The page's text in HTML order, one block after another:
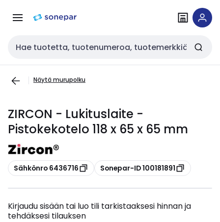
navigointiinsisältöön
Haku
Näytä murupolku
ZIRCON - Lukituslaite -
Pistokekotelo 118 x 65 x 65 mm
Kopioi
Sähkönro 6436716 Kopioi
Sonepar-ID 100181891
Kirjaudu sisään tai luo tili tarkistaaksesi hinnan ja
tehdäksesi tilauksen